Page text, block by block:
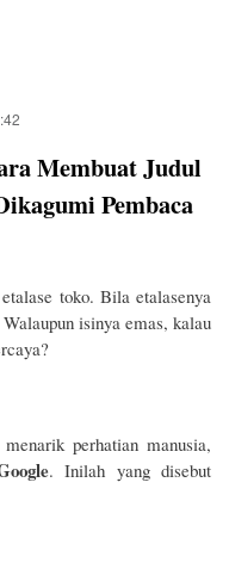
Membuat Judul
Pembaca
toko. Bila etalasenya
isinya emas, kalau
perhatian manusia,
. Inilah yang disebut